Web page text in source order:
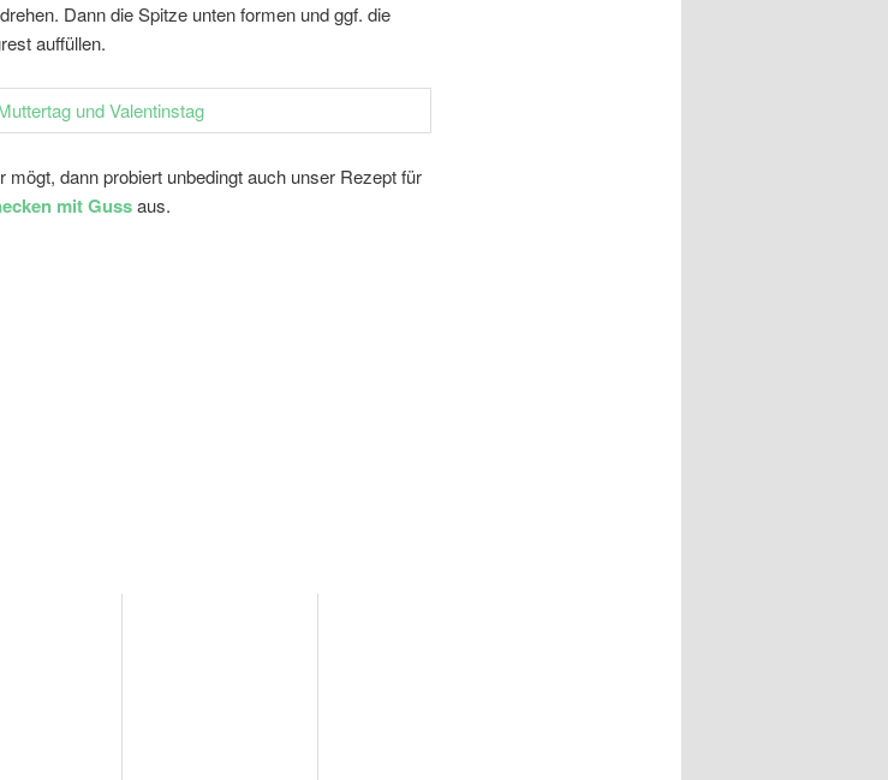
Dann die Spitze unten formen und ggf. die
auffüllen.
dann probiert unbedingt auch unser Rezept für
mit Gussaus.